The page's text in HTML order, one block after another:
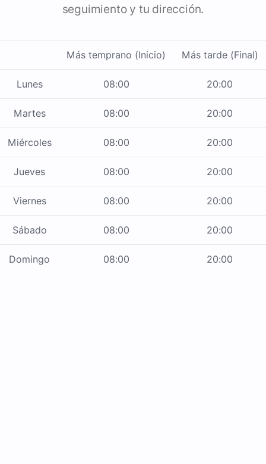
seguimiento y tu dirección.
Más temprano (Inicio) Más tarde (Final)
Lunes 08:00 20:00
Martes 08:00 20:00
Miércoles 08:00 20:00
Jueves 08:00 20:00
Viernes 08:00 20:00
Sábado 08:00 20:00
Domingo 08:00 20:00